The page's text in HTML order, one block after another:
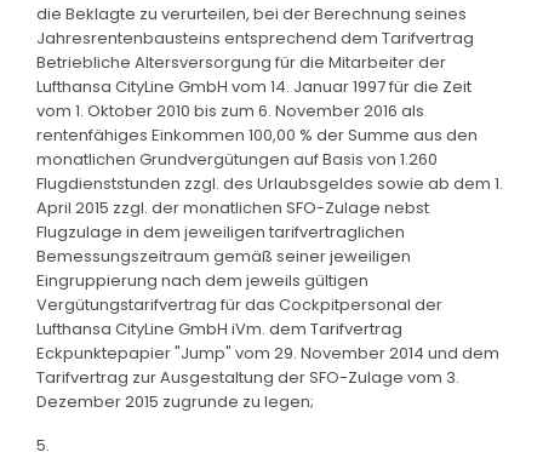
die Beklagte zu verurteilen, bei der Berechnung seines
Jahresrentenbausteins entsprechend dem Tarifvertrag
Betriebliche Altersversorgung für die Mitarbeiter der
Lufthansa CityLine GmbH vom 14. Januar 1997 für die Zeit
vom 1. Oktober 2010 bis zum 6. November 2016 als
rentenfähiges Einkommen 100,00 % der Summe aus den
monatlichen Grundvergütungen auf Basis von 1.260
Flugdienststunden zzgl. des Urlaubsgeldes sowie ab dem 1.
April 2015 zzgl. der monatlichen SFO-Zulage nebst
Flugzulage in dem jeweiligen tarifvertraglichen
Bemessungszeitraum gemäß seiner jeweiligen
Eingruppierung nach dem jeweils gültigen
Vergütungstarifvertrag für das Cockpitpersonal der
Lufthansa CityLine GmbH iVm. dem Tarifvertrag
Eckpunktepapier "Jump" vom 29. November 2014 und dem
Tarifvertrag zur Ausgestaltung der SFO-Zulage vom 3.
Dezember 2015 zugrunde zu legen;
5.